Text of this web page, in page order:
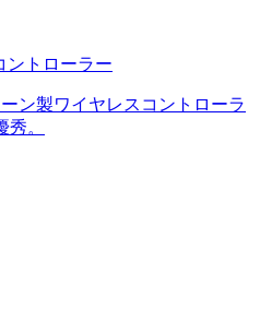
ントローラー
ン製ワイヤレスコントローラ
。